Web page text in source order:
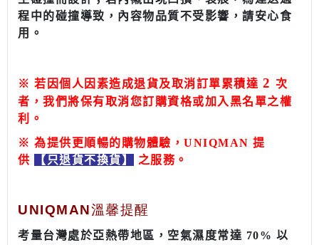
程中的碰撞導致，內容物品質不受影響，請安心食
用。
※ 若因個人因素造成退貨及取消訂單累積達 2 次
者，我們將保有取消您訂購資格或加入黑名單之權
利。
※ 為提供更順暢的購物體驗，UNIQMAN 提
供
【只退貨不換貨】 之服務。
UNIQMAN溫馨提醒
考量台灣處於亞熱帶地區，空氣濕度常達 70% 以